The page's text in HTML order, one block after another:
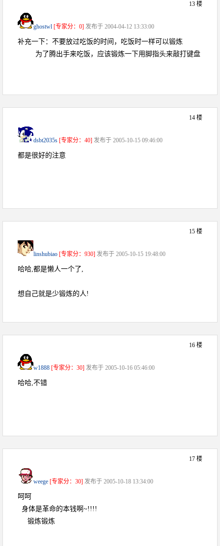
13 楼
ghostwl [专家分：0] 发布于 2004-04-12 13:33:00
补充一下：不要放过吃饭的时间，吃饭时一样可以锻炼
为了腾出手来吃饭，应该锻炼一下用脚指头来敲打键盘
14 楼
dsbt2035s [专家分：40] 发布于 2005-10-15 09:46:00
都是很好的注意
15 楼
linshubiao [专家分：930] 发布于 2005-10-15 19:48:00
哈哈,都是懒人一个了,
想自己就是少锻炼的人!
16 楼
w1888 [专家分：30] 发布于 2005-10-16 05:46:00
哈哈,不错
17 楼
weege [专家分：30] 发布于 2005-10-18 13:34:00
呵呵
身体是革命的本钱啊~!!!!
锻炼锻炼